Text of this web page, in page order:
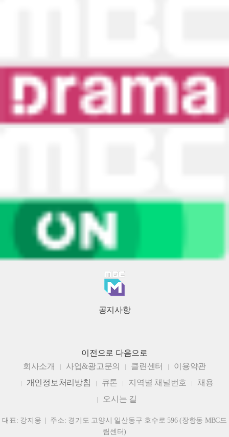
공지사항
이전으로 다음으로
회사소개
사업&광고문의 클린센터
이용약관
개인정보처리방침
큐톤 지역별 채널번호
채용
오시는 길
대표: 강지웅 | 주소: 경기도 고양시 일산동구 호수로 596 (장항동 MBC드
림센터)